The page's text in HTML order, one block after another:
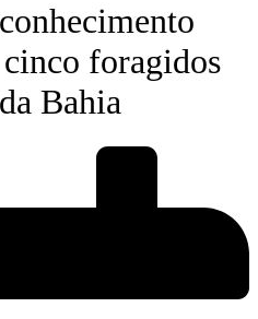
foragidos
Bahia